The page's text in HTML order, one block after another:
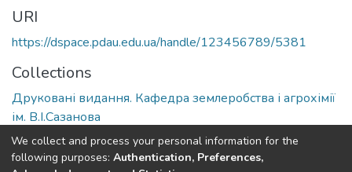
URI
https://dspace.pdau.edu.ua/handle/123456789/5381
Collections
Друковані видання. Кафедра землеробства і агрохімії
ім. В.І.Сазанова
Full item page
We collect and process your personal information for the
following purposes: Authentication, Preferences,